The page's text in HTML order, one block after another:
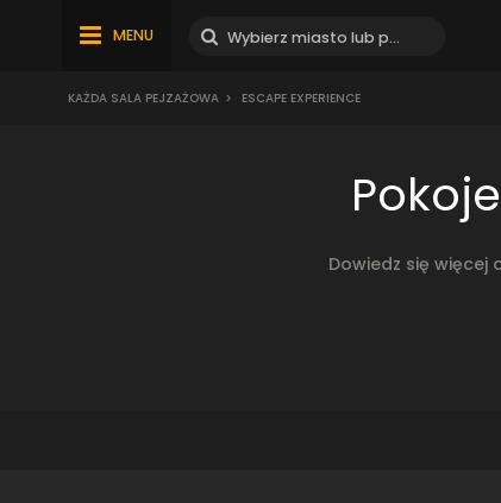
MENU
KAŻDA SALA PEJZAŻOWA > ESCAPE EXPERIENCE
Dowiedz się więcej